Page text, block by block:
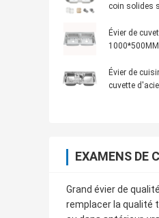
coin solides
Évier de
Évier de
cuvette
EXAMENS DE
Grand évier de
remplacer la qualité